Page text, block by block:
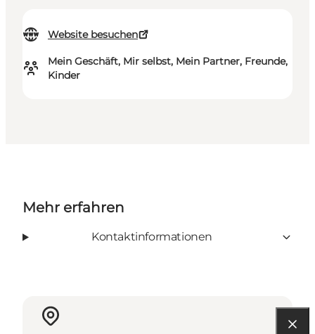
Website besuchen
Mein Geschäft, Mir selbst, Mein Partner, Freunde,
Kinder
Mehr erfahren
Kontaktinformationen